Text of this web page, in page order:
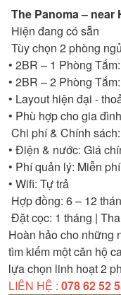
The Panoma – near
Hiện đang có sẵn
Tùy chọn 2 phòng
• 2BR – 1 Phòng
• 2BR – 2 Phòng
• Layout hiện đại -
• Phù hợp cho gia
Chi phí & Chính sách:
• Điện & nước: Giá
• Phí quản lý: Miễn phí
• Wifi: Tự trả
Hợp đồng: 6 – 12
Đặt cọc: 1 tháng |
Hoàn hảo cho những
tìm kiếm một căn hộ
lựa chọn linh hoạt 2
LIÊN HỆ : 078 62 52